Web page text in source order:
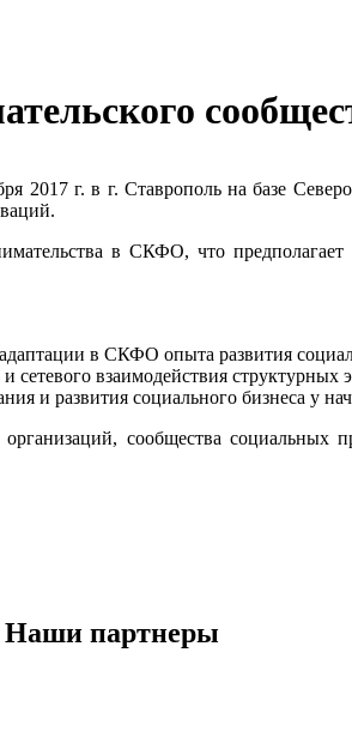
2017 г. в г. Ставрополь на базе
в СКФО, что
в СКФО опыта развития
взаимодействия
и развития социального бизнеса у
сообщества социальных
Наши партнеры